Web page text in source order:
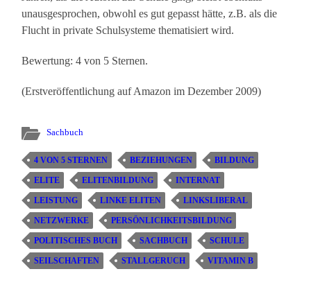
unausgesprochen, obwohl es gut gepasst hätte, z.B. als die
Flucht in private Schulsysteme thematisiert wird.
Bewertung: 4 von 5 Sternen.
(Erstveröffentlichung auf Amazon im Dezember 2009)
Sachbuch
4 VON 5 STERNEN BEZIEHUNGEN BILDUNG
ELITE ELITENBILDUNG INTERNAT
LEISTUNG LINKE ELITEN LINKSLIBERAL
NETZWERKE PERSÖNLICHKEITSBILDUNG
POLITISCHES BUCH SACHBUCH SCHULE
SEILSCHAFTEN STALLGERUCH VITAMIN B